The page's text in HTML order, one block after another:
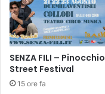
M
O
N
I
A
a
m
a
t
t
i
n
SENZA FILI – Pinocchio
Street Festival
15 ore fa